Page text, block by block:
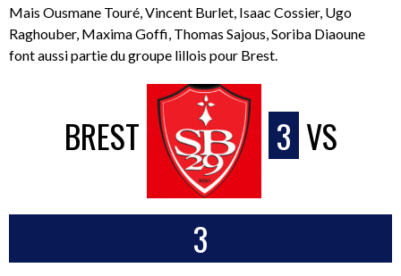
Mais Ousmane Touré, Vincent Burlet, Isaac Cossier, Ugo
Raghouber, Maxima Goffi, Thomas Sajous, Soriba Diaoune
font aussi partie du groupe lillois pour Brest.
BREST 3 VS
3